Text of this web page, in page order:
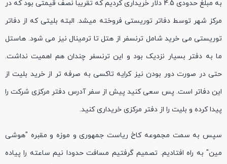
به مبلغ حدودی 4.5 دلار خریداری کردیم که تقریبا نصف قیمتی بود که در
مرکز شهر توسط دفاتر توریستی فروخته میشد. البته بلیتی که از دفاتر
توریستی می خرید شامل ترنسفر از هتل تا ترمینال نیز می شود. هاستل
ما به دفتر بسیار نزدیک بود و این ترنسفر چندان هم اهمیت نداشت.
حتی در صورت دور بودن نیز کرایه تاکسی به صرفه تر از خرید بلیت از
این دفاتر است. پس سعی کنید پیش از سفر آدرس دفتر مرکزی شرکت را
پیدا کرده و بلیت را از دفتر مرکزی خریداری کنید.
سپس به سمت مجموعه کاخ ریاست جمهوری و موزه و مقبره "هوشی
مین" به راه افتادیم. تصمیم گرفتیم مسافت حدودا نیم ساعته را پیاده